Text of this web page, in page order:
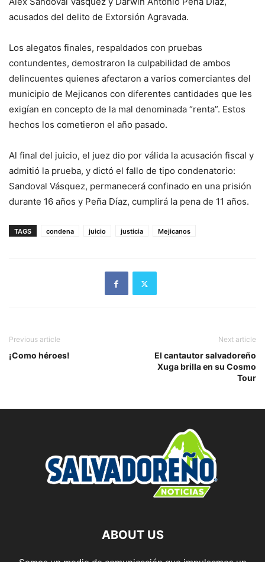
acusados del delito de Extorsión Agravada.
Los alegatos finales, respaldados con pruebas
contundentes, demostraron la culpabilidad de ambos
delincuentes quienes afectaron a varios comerciantes del
municipio de Mejicanos con diferentes cantidades que les
exigían en concepto de la mal denominada “renta”. Estos
hechos los cometieron el año pasado.
Al final del juicio, el juez dio por válida la acusación fiscal y
admitió la prueba, y dictó el fallo de tipo condenatorio:
Sandoval Vásquez, permanecerá confinado en una prisión
durante 16 años y Peña Díaz, cumplirá la pena de 11 años.
TAGS condena juicio justicia Mejicanos
Previous article
¡Como héroes!
Next article
El cantautor salvadoreño
Xuga brilla en su Cosmo
Tour
ABOUT US